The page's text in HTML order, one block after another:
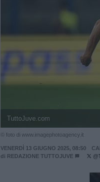
TuttoJuve.com
© foto di www.imagephotoagency.it
VENERDÌ 13 GIUGNO 2025, 08:50
di REDAZIONE TUTTOJUVE